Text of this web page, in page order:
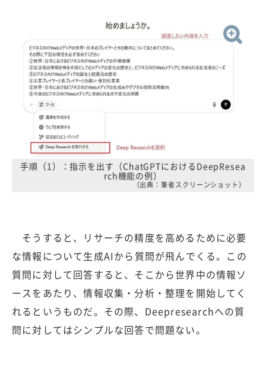
手順（1）：指示を出す（ChatGPTにおけるDeepResea
rch機能の例）
（出典：筆者スクリーンショット）
そうすると、リサーチの精度を高めるために必要
な情報について生成AIから質問が飛んでくる。この
質問に対して回答すると、そこから世界中の情報ソ
ースをあたり、情報収集・分析・整理を開始してく
れるというものだ。その際、Deepresearchへの質
問に対してはシンプルな回答で問題ない。